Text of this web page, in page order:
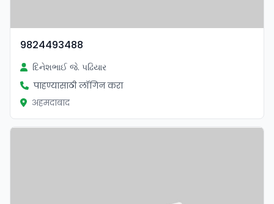
9824493488
દિનેશભાઈ જે. પઢિયાર
पाहण्यासाठी लॉगिन करा
अहमदाबाद